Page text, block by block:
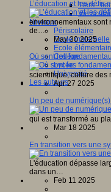
Tiers -
Vie
Niveaux
Périscolaire
Ecole maternelle
Ecole
Collège
Lycée
Université
Les auteurs
L’éducation et les défis
environnementaux sont
de…
May 30 2025
Où sont les
scientifique, culture des
Apr 27 2025
Un peu de
qui est transformé au
Mar 18 2025
En transition vers une
L'éducation dépasse
dans un…
Feb 11 2025